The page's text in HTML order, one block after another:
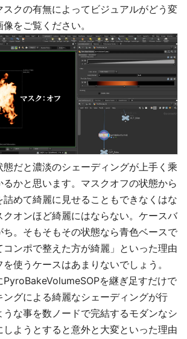
スクの有無によってビジュアルがどう変
をご覧ください。
態だと濃淡のシェーディングが上手く乘
るかと思います。マスクオフの状態から
詰めて綺麗に見せることもできなくはな
クオンほど綺麗にはならない。ケースバ
ち。そもそもその状態なら青色ベースで
コンポで整えた方が綺麗」といった理由
使うケースはあまりないでしょう。
PyroBakeVolumeSOPを継ぎ足すだけで
ングによる綺麗なシェーディングが行
うな事を数ノードで完結するモダンなシ
しようとすると意外と大変といった理由